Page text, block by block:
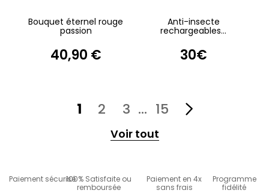
Bouquet éternel rouge
passion
40,90 €
Anti-insecte
rechargeables...
30€
1 2 3 … 15
Voir tout
Paiement sécurisé100% Satisfaite ou
remboursée
Paiement en 4x
sans frais
Programme
fidélité